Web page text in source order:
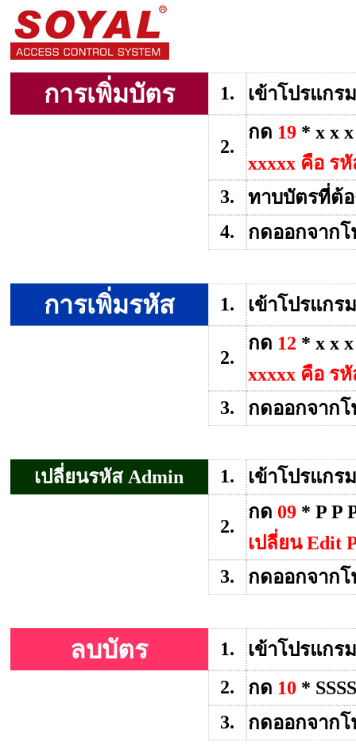
การเพิ่มบัตร 1. เข้าโปรแกร
2.
กด 19* x x x
xxxxx คือ รหั
3.
ทาบบัตรที่ต้อ
4.
กดออกจาก
การเพิ่มรหัส 1. เข้าโปรแกร
2.
กด 12 * x x
xxxxx คือ รหั
3.
กดออกจาก
เปลี่ยนรหัส Admin 1. เข้าโปรแกร
2.
กด 09* P P
เปลี่ยน Edit
3.
กดออกจาก
ลบบัตร 1.
เข้าโปรแกร
2.
กด 10 *
3.
กดออกจาก